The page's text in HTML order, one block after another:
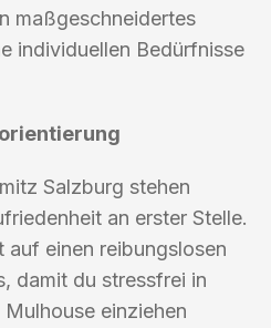
maßgeschneidertes
individuellen Bedürfnisse
Salzburg stehen
an erster Stelle.
einen reibungslosen
damit du stressfrei in
einziehen